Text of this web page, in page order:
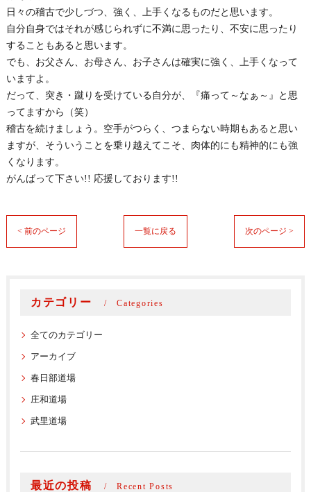
日々の稽古で少しづつ、強く、上手くなるものだと思います。
自分自身ではそれが感じられずに不満に思ったり、不安に思ったり
することもあると思います。
でも、お父さん、お母さん、お子さんは確実に強く、上手くなって
いますよ。
だって、突き・蹴りを受けている自分が、『痛って～なぁ～』と思
ってますから（笑）
稽古を続けましょう。空手がつらく、つまらない時期もあると思い
ますが、そういうことを乗り越えてこそ、肉体的にも精神的にも強
くなります。
がんばって下さい!! 応援しております!!
< 前のページ 一覧に戻る 次のページ >
カテゴリー Categories
全てのカテゴリー
アーカイブ
春日部道場
庄和道場
武里道場
最近の投稿 Recent Posts